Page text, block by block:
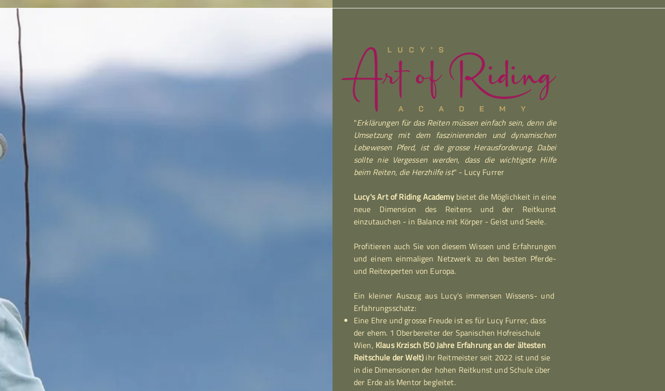
"Erklärungen für das Reiten müssen einfach sein, denn die
Umsetzung mit dem faszinierenden und dynamischen
Lebewesen Pferd, ist die grosse Herausforderung. Dabei
sollte nie Vergessen werden, dass die wichtigste Hilfe
beim Reiten, die Herzhilfe ist" - Lucy Furrer
Lucy's Art of Riding Academy bietet die Möglichkeit in eine
neue Dimension des Reitens und der Reitkunst
einzutauchen - in Balance mit Körper - Geist und Seele.
Profitieren auch Sie von diesem Wissen und Erfahrungen
und einem einmaligen Netzwerk zu den besten Pferde-
und Reitexperten von Europa.
Ein kleiner Auszug aus Lucy's immensen Wissens- und
Erfahrungsschatz:
Eine Ehre und grosse Freude ist es für Lucy Furrer, dass
der ehem. 1 Oberbereiter der Spanischen Hofreischule
Wien, Klaus Krzisch (50 Jahre Erfahrung an der ältesten
Reitschule der Welt) ihr Reitmeister seit 2022 ist und sie
in die Dimensionen der hohen Reitkunst und Schule über
der Erde als Mentor begleitet.